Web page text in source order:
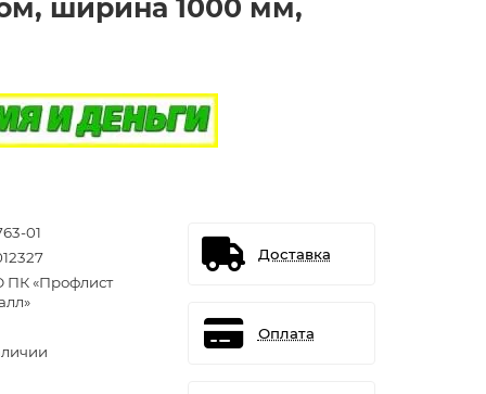
ширина 1000 мм,
01
«Профлист
Доставка
Оплата